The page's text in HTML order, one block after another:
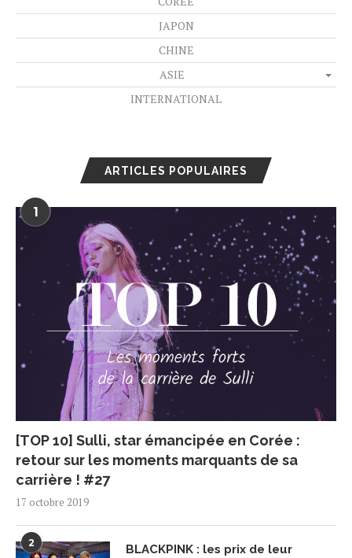
JAPON
CHINE
ASIE
INTERNATIONAL
ARTICLES POPULAIRES
1
[TOP 10] Sulli, star émancipée en Corée :
retour sur les moments marquants de sa
carrière ! #27
17 octobre 2019
2
BLACKPINK : les prix de leur